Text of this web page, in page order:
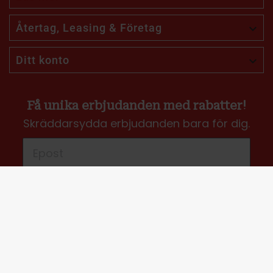
Återtag, Leasing & Företag 
Ditt konto 
Få unika erbjudanden med rabatter!
Skräddarsydda erbjudanden bara för dig.